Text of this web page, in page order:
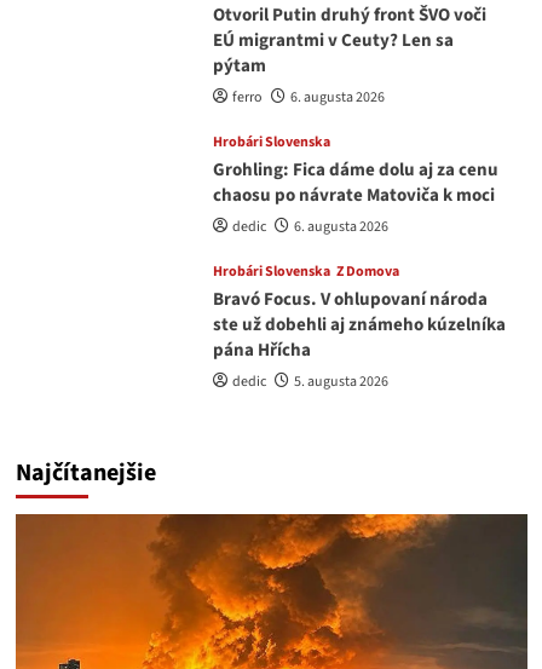
Otvoril Putin druhý front ŠVO voči
EÚ migrantmi v Ceuty? Len sa
pýtam
ferro 6. augusta 2026
Hrobári Slovenska
Grohling: Fica dáme dolu aj za cenu
chaosu po návrate Matoviča k moci
dedic 6. augusta 2026
Hrobári Slovenska Z Domova
Bravó Focus. V ohlupovaní národa
ste už dobehli aj známeho kúzelníka
pána Hřícha
dedic 5. augusta 2026
Najčítanejšie